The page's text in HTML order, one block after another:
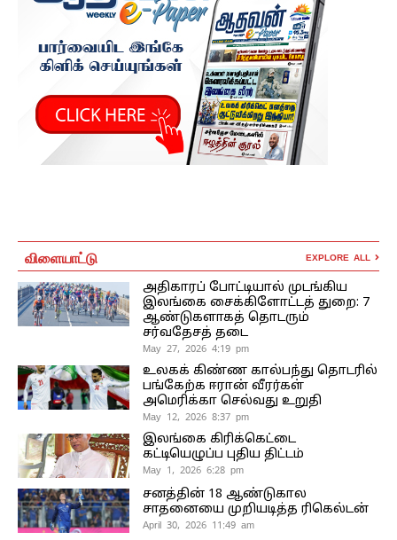
விளையாட்டு EXPLORE ALL
அதிகாரப் போட்டியால் முடங்கிய
இலங்கை சைக்கிளோட்டத் துறை: 7
ஆண்டுகளாகத் தொடரும்
சர்வதேசத் தடை
May 27, 2026 4:19 pm
உலகக் கிண்ண கால்பந்து தொடரில்
பங்கேற்க ஈரான் வீரர்கள்
அமெரிக்கா செல்வது உறுதி
May 12, 2026 8:37 pm
இலங்கை கிரிக்கெட்டை
கட்டியெழுப்ப புதிய திட்டம்
May 1, 2026 6:28 pm
சனத்தின் 18 ஆண்டுகால
சாதனையை முறியடித்த ரிகெல்டன்
April 30, 2026 11:49 am